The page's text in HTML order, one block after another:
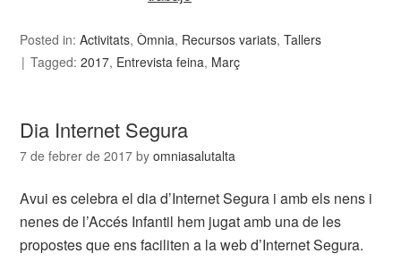
Posted in:Activitats,Òmnia, Recursos variats,Tallers
Tagged:2017, Entrevista feina, Març
Dia Internet Segura
7 de febrer de 2017 byomniasalutalta
Avui es celebra el dia d’Internet Segura i amb els nens i
nenes de l’Accés Infantil hem jugat amb una de les
propostes que ens faciliten a la web d’Internet Segura.